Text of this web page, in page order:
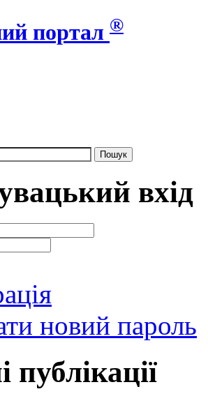
портал ®
вхід
новий пароль
публікації